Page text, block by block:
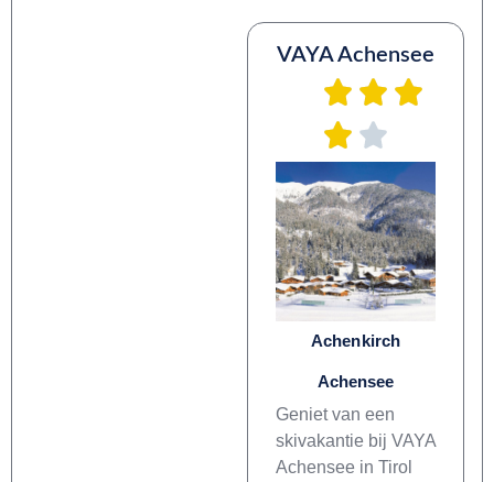
VAYA Achensee
Achenkirch
Achensee
Geniet van een
skivakantie bij VAYA
Achensee in Tirol